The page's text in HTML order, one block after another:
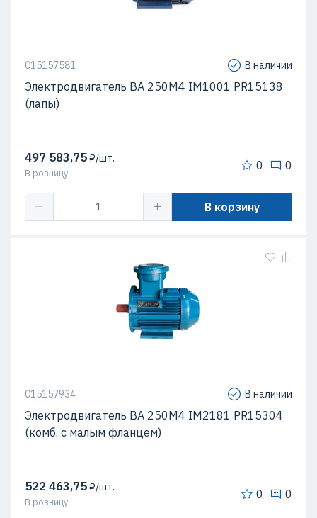
015157581 В наличии
Электродвигатель ВА 250М4 IM1001 PR15138
(лапы)
497 583,75₽/шт.
В розницу
0 0
В корзину
015157934 В наличии
Электродвигатель ВА 250М4 IM2181 PR15304
(комб. с малым фланцем)
522 463,75₽/шт.
В розницу
0 0